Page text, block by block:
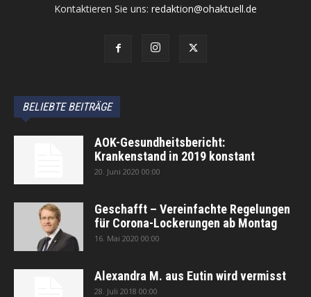
Kontaktieren Sie uns: redaktion@ohaktuell.de
BELIEBTE BEITRÄGE
AOK-Gesundheitsbericht:
Krankenstand in 2019 konstant
20. Juni 2020 00:00
Geschafft – Vereinfachte Regelungen
für Corona-Lockerungen ab Montag
16. Mai 2020 00:00
Alexandra M. aus Eutin wird vermisst
28. Juli 2018 00:00